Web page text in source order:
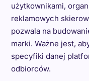
użytkownikami,
reklamowych
pozwala na
marki. Ważne jest,
specyfiki danej
odbiorców.